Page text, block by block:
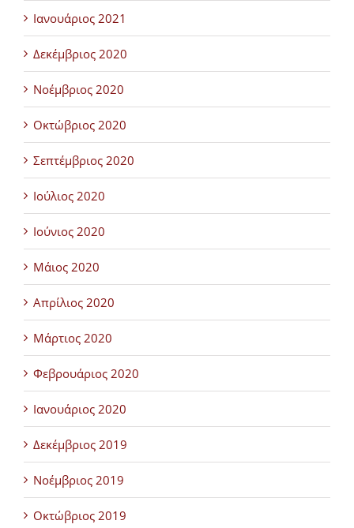
Ιανουάριος 2021
Δεκέμβριος 2020
Νοέμβριος 2020
Οκτώβριος 2020
Σεπτέμβριος 2020
Ιούλιος 2020
Ιούνιος 2020
Μάιος 2020
Απρίλιος 2020
Μάρτιος 2020
Φεβρουάριος 2020
Ιανουάριος 2020
Δεκέμβριος 2019
Νοέμβριος 2019
Οκτώβριος 2019